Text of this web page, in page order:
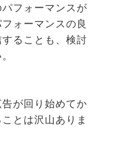
フォーマンスが
ォーマンスの良
ることも、検討
が回り始めてか
とは沢山ありま